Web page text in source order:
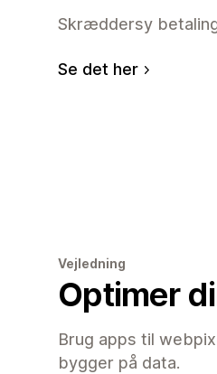
Skræddersy
Se det her
Vejledning
Optimer
Brug apps til
bygger på data.